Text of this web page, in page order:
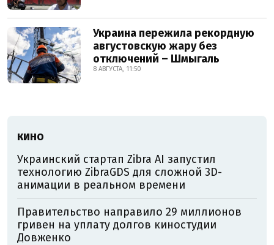
Украина пережила рекордную
августовскую жару без
отключений – Шмыгаль
8 АВГУСТА, 11:50
КИНО
Украинский стартап Zibra AI запустил
технологию ZibraGDS для сложной 3D-
анимации в реальном времени
Правительство направило 29 миллионов
гривен на уплату долгов киностудии
Довженко